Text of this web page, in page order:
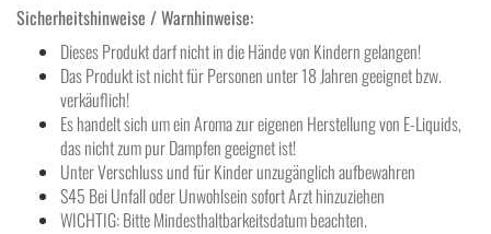
Sicherheitshinweise / Warnhinweise:
Dieses Produkt darf nicht in die Hände von Kindern gelangen!
Das Produkt ist nicht für Personen unter 18 Jahren geeignet bzw.
verkäuflich!
Es handelt sich um ein Aroma zur eigenen Herstellung von E-Liquids,
das nicht zum pur Dampfen geeignet ist!
Unter Verschluss und für Kinder unzugänglich aufbewahren
S45 Bei Unfall oder Unwohlsein sofort Arzt hinzuziehen
WICHTIG: Bitte Mindesthaltbarkeitsdatum beachten.